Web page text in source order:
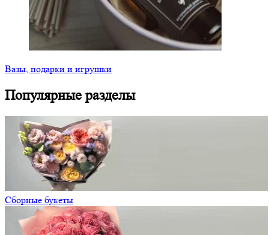
Вазы, подарки и игрушки
Популярные разделы
Сборные букеты